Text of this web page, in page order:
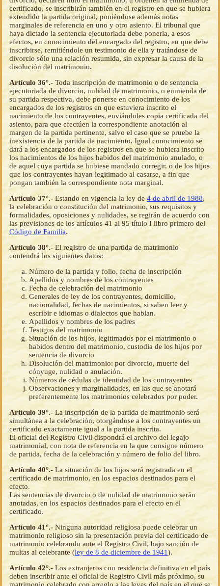
certificado, se inscribirán también en el registro en que se hubiera
extendido la partida original, poniéndose además notas
marginales de referencia en uno y otro asiento. El tribunal que
haya dictado la sentencia ejecutoriada debe ponerla, a esos
efectos, en conocimiento del encargado del registro, en que debe
inscribirse, remitiéndole un testimonio de ella y tratándose de
divorcio sólo una relación resumida, sin expresar la causa de la
disolución del matrimonio.
Artículo 36°.- Toda inscripción de matrimonio o de sentencia
ejecutoriada de divorcio, nulidad de matrimonio, o enmienda de
su partida respectiva, debe ponerse en conocimiento de los
encargados de los registros en que estuviera inscrito el
nacimiento de los contrayentes, enviándoles copia certificada del
asiento, para que efectúen la correspondiente anotación al
margen de la partida pertinente, salvo el caso que se pruebe la
inexistencia de la partida de nacimiento. Igual conocimiento se
dará a los encargados de los registros en que se hubiera inscrito
los nacimientos de los hijos habidos del matrimonio anulado, o
de aquel cuya partida se hubiese mandado corregir, o de los hijos
que los contrayentes hayan legitimado al casarse, a fin que
pongan también la correspondiente nota marginal.
Artículo 37°.- Estando en vigencia la ley de 4 de abril de 1988,
la celebración o constitución del matrimonio, sus requisitos y
formalidades, oposiciones y nulidades, se regirán de acuerdo con
las previsiones de los artículos 41 al 95 título I libro primero del
Código de Familia.
Artículo 38°.- El registro de una partida de matrimonio
contendrá los siguientes datos:
Número de la partida y folio, fecha de inscripción
Apellidos y nombres de los contrayentes
Fecha de celebración del matrimonio
Generales de ley de los contrayentes, domicilio,
nacionalidad, fechas de nacimientos, si saben leer y
escribir e idiomas o dialectos que hablan.
Apellidos y nombres de los padres
Testigos del matrimonio
Situación de los hijos, legitimados por el matrimonio o
habidos dentro del matrimonio, custodia de los hijos por
sentencia de divorcio
Disolución del matrimonio: por divorcio, muerte del
cónyuge, nulidad o anulación.
Números de cédulas de identidad de los contrayentes
Observaciones y marginalidades, en las que se anotará
preferentemente los matrimonios celebrados por poder.
Artículo 39°.- La inscripción de la partida de matrimonio será
simultánea a la celebración, otorgándose a los contrayentes un
certificado exactamente igual a la partida inscrita.
El oficial del Registro Civil dispondrá el archivo del legajo
matrimonial, con nota de referencia en la que consigne número
de partida, fecha de la celebración y número de folio del libro.
Artículo 40°.- La situación de los hijos será registrada en el
certificado de matrimonio, en los espacios destinados para el
efecto.
Las sentencias de divorcio o de nulidad de matrimonio serán
anotadas, en los espacios destinados para el efecto en el
certificado.
Artículo 41°.- Ninguna autoridad religiosa puede celebrar un
matrimonio religioso sin la presentación previa del certificado de
matrimonio celebrando ante el Registro Civil, bajo sanción de
multas al celebrante (ley de 8 de diciembre de 1941).
Artículo 42°.- Los extranjeros con residencia definitiva en el país
deben inscribir ante el oficial de Registro Civil más próximo, su